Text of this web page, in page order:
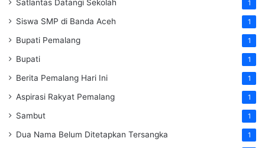
Satlantas Datangi Sekolah 1
Siswa SMP di Banda Aceh 1
Bupati Pemalang 1
Bupati 1
Berita Pemalang Hari Ini 1
Aspirasi Rakyat Pemalang 1
Sambut 1
Dua Nama Belum Ditetapkan Tersangka 1